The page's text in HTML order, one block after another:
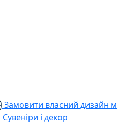
Замовити власний дизайн
Сувеніри і декор